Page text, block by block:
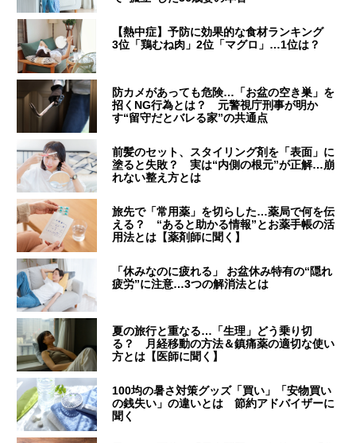
【熱中症】予防に効果的な食材ランキング
3位「鶏むね肉」2位「マグロ」…1位は？
防カメがあっても危険…「お盆の空き巣」を
招くNG行為とは？ 元警視庁刑事が明か
す“留守だとバレる家”の共通点
前髪のセット、スタイリング剤を「表面」に
塗ると失敗？ 実は“内側の根元”が正解…崩
れない整え方とは
旅先で「常用薬」を切らした…薬局で何を伝
える？ “あると助かる情報”とお薬手帳の活
用法とは【薬剤師に聞く】
「休みなのに疲れる」 お盆休み特有の“隠れ
疲労”に注意…3つの解消法とは
夏の旅行と重なる…「生理」どう乗り切
る？ 月経移動の方法＆鎮痛薬の適切な使い
方とは【医師に聞く】
100均の暑さ対策グッズ「買い」「安物買い
の銭失い」の違いとは 節約アドバイザーに
聞く